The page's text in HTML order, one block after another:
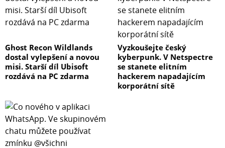
Ghost Recon Wildlands
dostal vylepšení a novou
misi. Starší díl Ubisoft
rozdává na PC zdarma
Vyzkoušejte český
kyberpunk. V Netspectre
se stanete elitním
hackerem napadajícím
korporátní sítě